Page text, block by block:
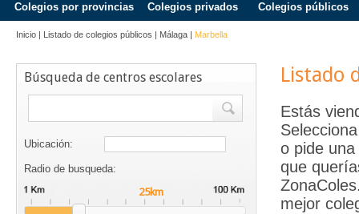
Colegios por provincias Colegios privados Colegios públicos
Inicio | Listado de colegios públicos | Málaga | Marbella
Búsqueda de centros escolares
Ubicación:
Radio de busqueda:
Listado
Estás
o pide
que
mejor